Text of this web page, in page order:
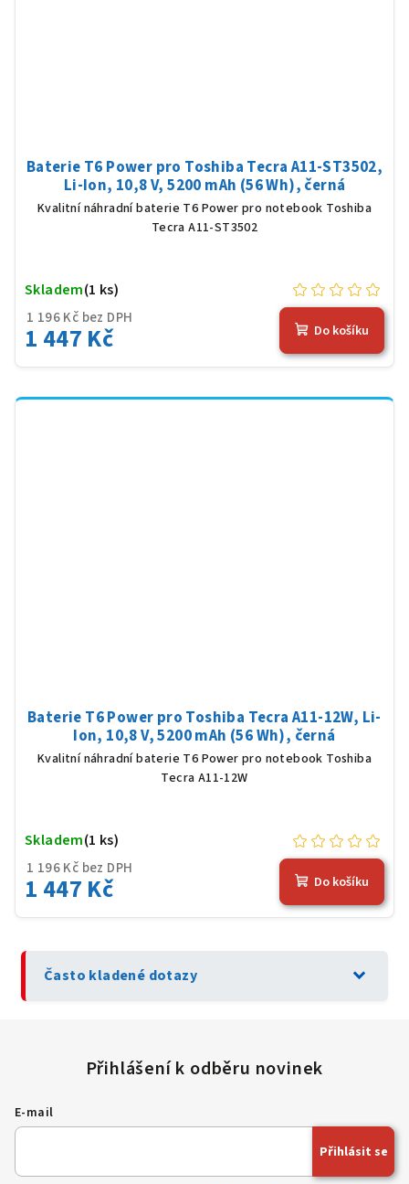
Baterie T6 Power pro Toshiba Tecra A11-ST3502,
Li-Ion, 10,8 V, 5200 mAh (56 Wh), černá
Kvalitní náhradní baterie T6 Power pro notebook Toshiba
Tecra A11-ST3502
1 196 Kč bez DPH
1 447 Kč
Skladem(1 ks)
Do košíku
Baterie T6 Power pro Toshiba Tecra A11-12W, Li-
Ion, 10,8 V, 5200 mAh (56 Wh), černá
Kvalitní náhradní baterie T6 Power pro notebook Toshiba
Tecra A11-12W
1 196 Kč bez DPH
1 447 Kč
Skladem(1 ks)
Do košíku
Často kladené dotazy expand_more
E-mail
Přihlásit se